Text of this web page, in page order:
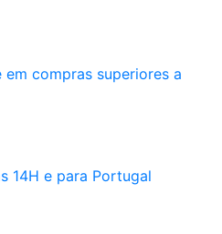
compras superiores a
14H e para Portugal